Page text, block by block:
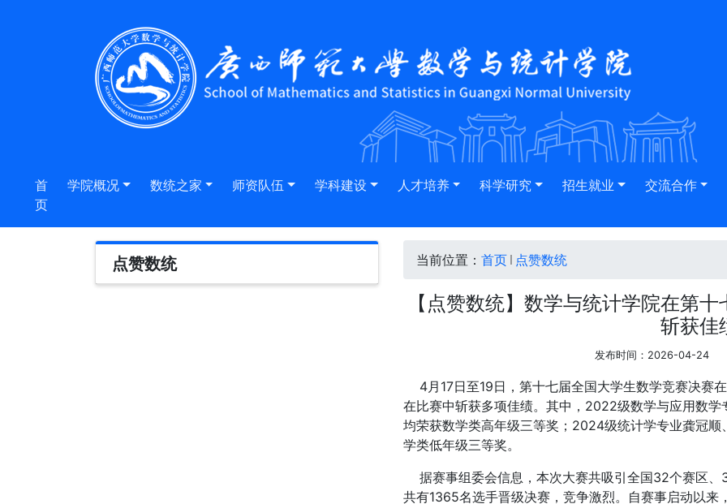
首
页
学院概况 数统之家 师资队伍 学科建设 人才培养 科学研究 招生就业 交流合作
点赞数统 当前位置： 首页 点赞数统
【点赞数统】数学与统计学院在第
斩获佳
发布时间：2026-04-24
4月17日至19日，第十七届全国大学生数学竞赛决赛
在比赛中斩获多项佳绩。其中，2022级数学与应用数
均荣获数学类高年级三等奖；2024级统计学专业龚冠
学类低年级三等奖。
据赛事组委会信息，本次大赛共吸引全国32个赛区
共有1365名选手晋级决赛，竞争激烈。自赛事启动以